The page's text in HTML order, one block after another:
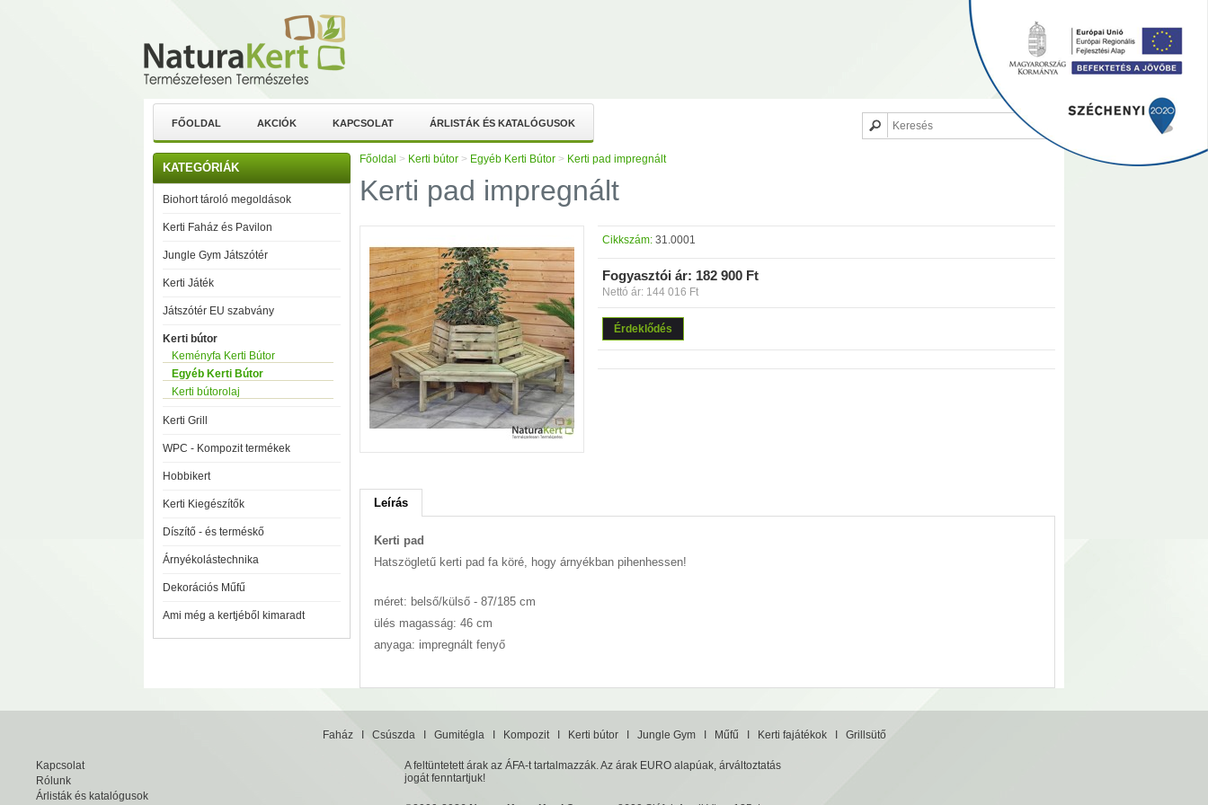
FŐOLDAL AKCIÓK KAPCSOLAT ÁRLISTÁK ÉS KATALÓGUSOK
KATEGÓRIÁK
Biohort tároló megoldások
Kerti Faház és Pavilon
Jungle Gym Játszótér
Kerti Játék
Játszótér EU szabvány
Kerti bútor
Keményfa Kerti Bútor
Egyéb Kerti Bútor
Kerti bútorolaj
Kerti Grill
WPC - Kompozit termékek
Hobbikert
Kerti Kiegészítők
Díszítő - és terméskő
Árnyékolástechnika
Dekorációs Műfű
Ami még a kertjéből kimaradt
Főoldal > Kerti bútor > Egyéb Kerti Bútor > Kerti pad impregnált
Kerti pad impregnált
Cikkszám: 31.0001
Fogyasztói ár: 182 900 Ft
Nettó ár: 144 016 Ft
Érdeklődés
Leírás
Kerti pad
Hatszögletű kerti pad fa köré, hogy árnyékban pihenhessen!
méret: belső/külső - 87/185 cm
ülés magasság: 46 cm
anyaga: impregnált fenyő
FaházI CsúszdaI GumitéglaI KompozitI Kerti bútorI Jungle GymI Műfű Kerti fajátékokI Grillsütő
Kapcsolat
Rólunk
Árlisták és katalógusok
A feltüntetett árak az ÁFA-t tartalmazzák. Az árak EURO alapúak, árváltoztatás
jogát fenntartjuk!